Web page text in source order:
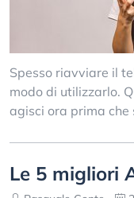
Spesso riavviare il
modo di utilizzarlo.
agisci ora prima
Le 5 migliori